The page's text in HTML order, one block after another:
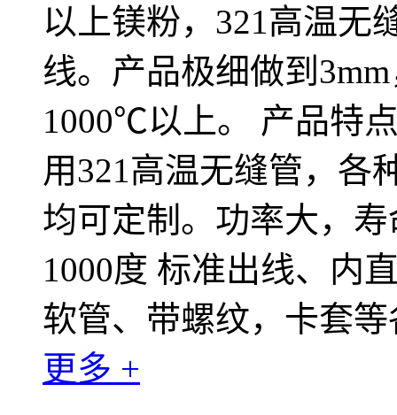
以上镁粉，321高温无
线。产品极细做到
1000℃以上。 产品特
用321高温无缝管，各
均可定制。功率大，
1000度 标准出线、内
软管、带螺纹，卡套
更多 +